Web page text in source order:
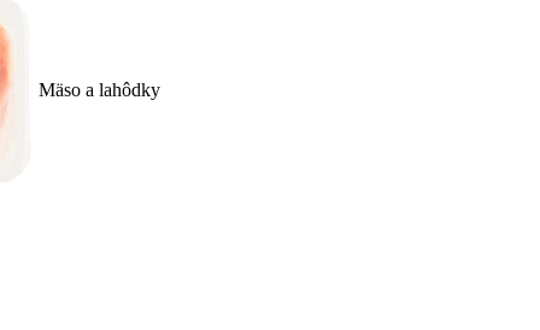
Mäso a lahôdky